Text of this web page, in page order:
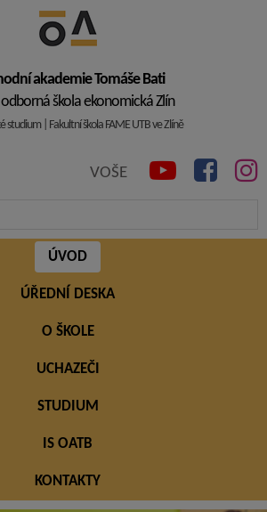
akademie Tomáše Bati
odborná škola ekonomická Zlín
studium | Fakultní škola FAME UTB ve Zlíně
VOŠE
ÚVOD
ÚŘEDNÍ DESKA
O ŠKOLE
UCHAZEČI
STUDIUM
IS OATB
KONTAKTY